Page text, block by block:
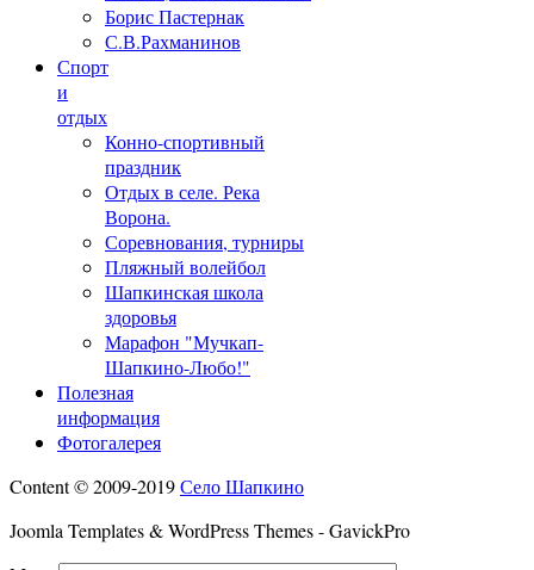
Борис Пастернак
С.В.Рахманинов
Спорт
и
отдых
Конно-спортивный
праздник
Отдых в селе. Река
Ворона.
Соревнования, турниры
Пляжный волейбол
Шапкинская школа
здоровья
Марафон "Мучкап-
Шапкино-Любо!"
Полезная
информация
Фотогалерея
Content © 2009-2019Село Шапкино
Joomla Templates & WordPress Themes - GavickPro